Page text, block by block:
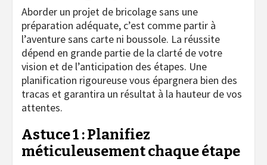
Aborder un projet de bricolage sans une
préparation adéquate, c’est comme partir à
l’aventure sans carte ni boussole. La réussite
dépend en grande partie de la clarté de votre
vision et de l’anticipation des étapes. Une
planification rigoureuse vous épargnera bien des
tracas et garantira un résultat à la hauteur de vos
attentes.
Astuce 1 : Planifiez
méticuleusement chaque étape